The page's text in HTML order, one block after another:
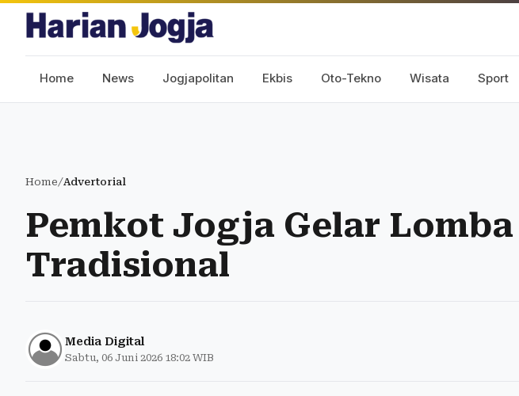
Home News Jogjapolitan Ekbis Oto-Tekno Wisata Sport
Home/Advertorial
Pemkot Jogja Gelar
Tradisional
Media Digital
Sabtu, 06 Juni 2026 18:02 WIB